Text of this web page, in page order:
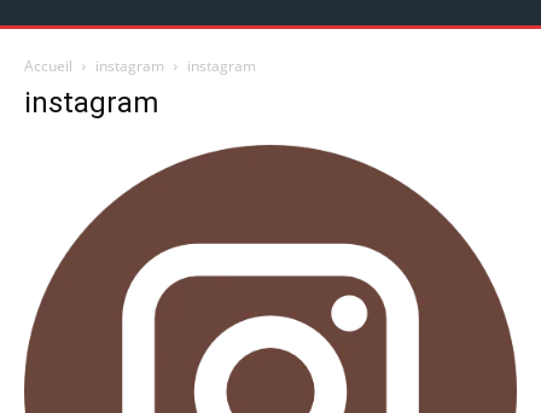
Accueil instagram instagram
instagram